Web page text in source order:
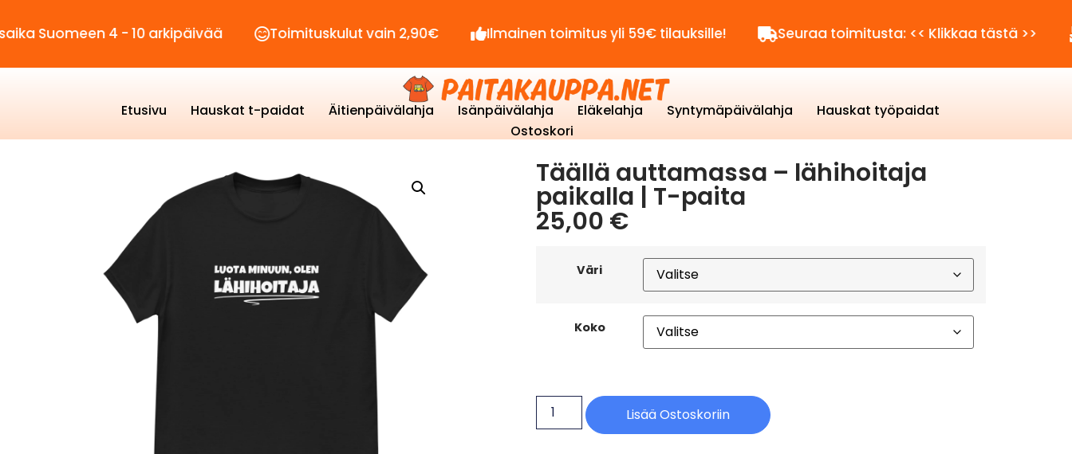
4 - 10 arkipäivää Toimituskulut vain 2,90€ Ilmainen toimitus yli 59€ tilauksille! Seuraa toimitusta: << Klikkaa tästä >>
Etusivu Hauskat t-paidat Äitienpäivälahja Isänpäivälahja Eläkelahja Syntymäpäivälahja
Hauskat työpaidat
Ostoskori
Täällä auttamassa – lähihoitaja
paikalla | T-paita
25,00 €
Väri
Koko
Lisää Ostoskoriin